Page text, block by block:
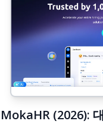
MokaHR (2026):